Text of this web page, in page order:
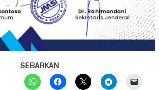
SEBARKAN